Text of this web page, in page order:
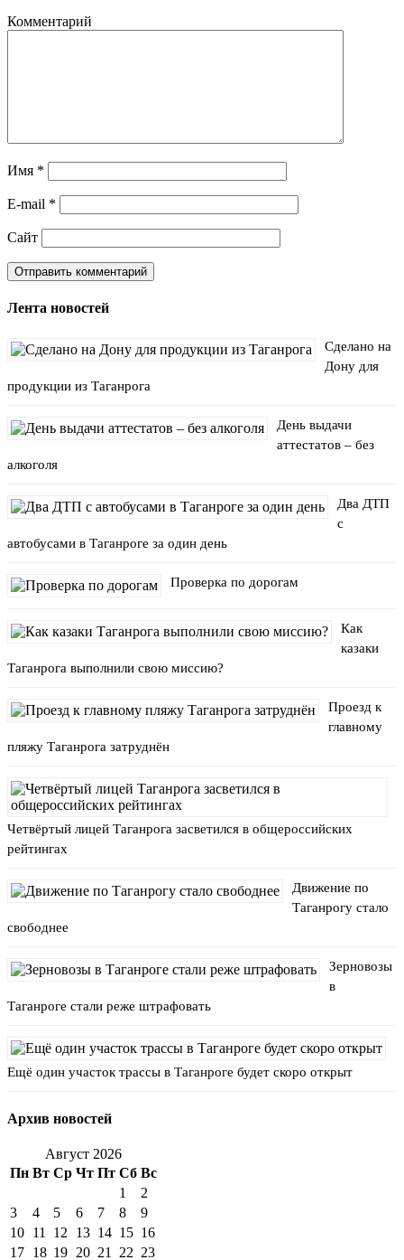
Комментарий
Имя *
E-mail *
Сайт
Лента новостей
Сделано на
Дону для
продукции из Таганрога
День выдачи
аттестатов – без
алкоголя
Два ДТП
с
автобусами в Таганроге за один день
Проверка по дорогам
Как
казаки
Таганрога выполнили свою миссию?
Проезд к
главному
пляжу Таганрога затруднён
Четвёртый лицей Таганрога засветился в общероссийских
рейтингах
Движение по
Таганрогу стало
свободнее
Зерновозы
в
Таганроге стали реже штрафовать
Ещё один участок трассы в Таганроге будет скоро открыт
Архив новостей
Август 2026
Пн Вт Ср Чт Пт Сб Вс
1
2
3
4 5 6 7 8
9
10 11 12 13 14 15 16
17 18 19 20 21 22 23